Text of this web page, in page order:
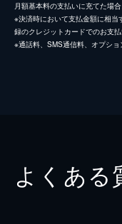
月額基本料の支払いに充てた場合
※決済時において支払金額に相
録のクレジットカードでのお支払
※通話料、SMS通信料、オプショ
よくある